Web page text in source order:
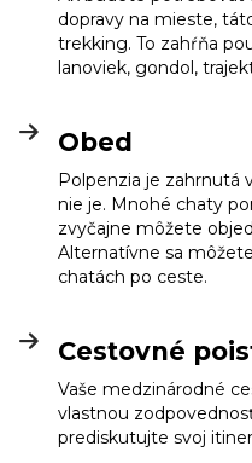
dopravy na mieste,
trekking. To zahŕňa
lanoviek, gondol,
Obed
Polpenzia je zahrnutá
nie je. Mnohé chaty
zvyčajne môžete
Alternatívne sa
chatách po ceste.
Cestovné
Vaše medzinárodné
vlastnou
prediskutujte svoj